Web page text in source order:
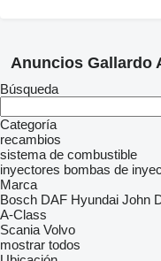
Anuncios Gallardo
Búsqueda
Categoría
recambios
sistema de combustible
inyectores bombas de
Marca
Bosch DAF Hyundai John
A-Class
Scania Volvo
mostrar todos